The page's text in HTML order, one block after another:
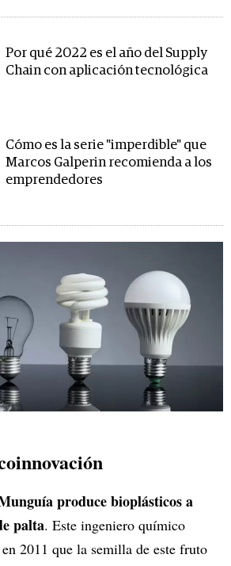
Por qué 2022 es el año del Supply
Chain con aplicación tecnológica
Cómo es la serie "imperdible" que
Marcos Galperin recomienda a los
emprendedores
produce bioplásticos a
palta. Este ingeniero químico
2011 que la semilla de este fruto